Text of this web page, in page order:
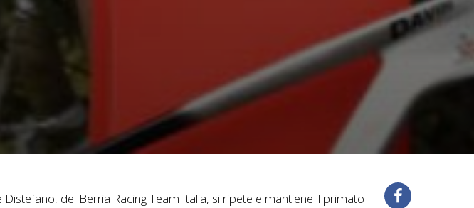
del Berria Racing Team Italia, si ripete e mantiene il primato